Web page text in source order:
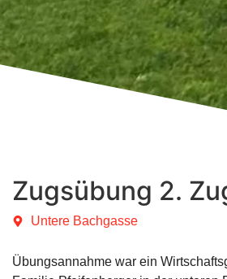
Zugsübung 2.
Untere Bachgasse
Übungsannahme war ein